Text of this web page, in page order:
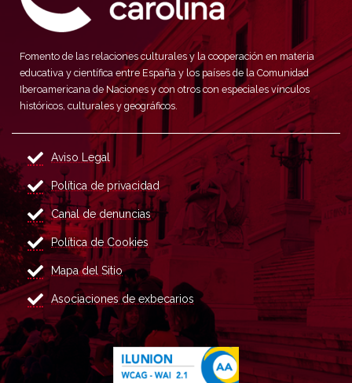
Fomento de las relaciones culturales y la cooperación en materia
educativa y científica entre España y los países de la Comunidad
Iberoamericana de Naciones y con otros con especiales vínculos
históricos, culturales y geográficos.
Aviso Legal
Política de privacidad
Canal de denuncias
Política de Cookies
Mapa del Sitio
Asociaciones de exbecarios